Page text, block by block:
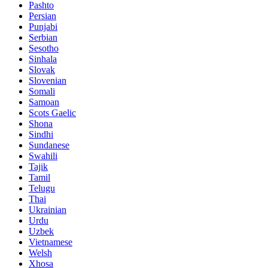
Pashto
Persian
Punjabi
Serbian
Sesotho
Sinhala
Slovak
Slovenian
Somali
Samoan
Scots Gaelic
Shona
Sindhi
Sundanese
Swahili
Tajik
Tamil
Telugu
Thai
Ukrainian
Urdu
Uzbek
Vietnamese
Welsh
Xhosa